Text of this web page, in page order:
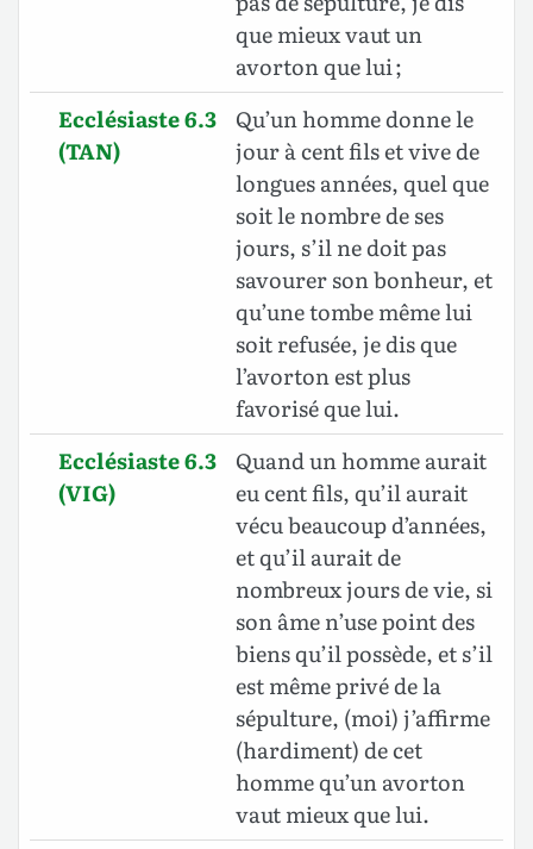
que mieux vaut un
avorton que lui ;
Ecclésiaste 6.3
(TAN)
Qu’un homme donne le
jour à cent fils et vive de
longues années, quel que
soit le nombre de ses
jours, s’il ne doit pas
savourer son bonheur, et
qu’une tombe même lui
soit refusée, je dis que
l’avorton est plus
favorisé que lui.
Ecclésiaste 6.3
(VIG)
Quand un homme aurait
eu cent fils, qu’il aurait
vécu beaucoup d’années,
et qu’il aurait de
nombreux jours de vie, si
son âme n’use point des
biens qu’il possède, et s’il
est même privé de la
sépulture, (moi) j’affirme
(hardiment) de cet
homme qu’un avorton
vaut mieux que lui.